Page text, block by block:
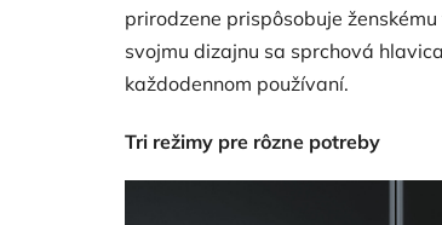
prirodzene prispôsobuje
svojmu dizajnu sa sprchová
každodennom používaní.
Tri režimy pre rôzne potreby